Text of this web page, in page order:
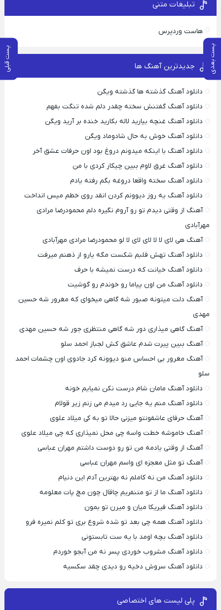
پست بعدی پست قبلی
تبلیغات متنی
هاست وردپرس
جدیدترین آهنگ ها
دانلود آهنگ گذشته ها گذشته ویگن
دانلود آهنگ گفتنش سخته چقدر دلم شده تنگت بفهم
دانلود آهنگ غنچه بیارید لاله بکارید خنده بر آرید ویگن
دانلود آهنگ خوش به حال شادوماد ویگن
دانلود آهنگ با اینکه میدونم دروغ بود اون حرفات عشق آخر
دانلود آهنگ غرق لاوم ببین چیکار کردی با من
دانلود آهنگ سخته واقعا دروغه بگم رفته یادم
دانلود آهنگ یه روز دیوونم کردن انقد روی خطم میس انداخت
آهنگ از وقتی دیدم تو رو آروم نگیره دلم محمودرضا مرادی
مهرآبادی
آهنگ هی لای لا لا لای لای لا لو محمودرضا مرادی مهرآبادی
دانلود آهنگ تهش قلبم شکست مگه یارو از ذهنم میرفت
دانلود آهنگ خیانت که درست نمیشه با حرف
دانلود آهنگ من اون پیاما رو خوندم رو گوشیت
آهنگ دلت میتونه صبور شه گاهی میخوای که مغرور شه حسین
مهدی
آهنگ گاهی میذاری دور شه گاهی منتظری جور شه حسین مهدی
آهنگ ببین پیرت شدم عاشق کش لجباز احمد سلو
آهنگ مغرور بی احساس منو دیوونه کرد جادوی اون چشمات احمد
سلو
دانلود آهنگ مامان شام درست نکن نمیایم خونه
دانلود آهنگ منم یه جایی رد میدم می زنم زیر قولام
آهنگ حرفای عاشقونتو میزنی حالا تو به کی میلاد علوی
آهنگ خاموشه خطت واسه چی محل نمیذاری که چی میلاد علوی
آهنگ از وقتی یادمه من تو رو دوست داشتم مهران عباسی
آهنگ تو مثل معجزه ای واسم مهران عباسی
دانلود آهنگ من نه کاملم نه بهترین آدم این دنیام
دانلود آهنگ ما از تو متنفریم چاقال چون مچ پات معلومه
دانلود آهنگ فیریکا میان و میرن تو بمون
دانلود آهنگ همه چی بعد تو شده شروع بری تو کلم نمیره فرو
دانلود آهنگ بچه اومد با یه ست تابستونی
دانلود آهنگ مشروب خوردی پسر نه من آبجو خوردم
دانلود آهنگ سروش دخیه رو دیدی چقد سکسیه
پلی لیست های اختصاصی